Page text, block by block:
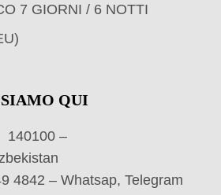
7 GIORNI / 6 NOTTI
SIAMO QUI
140100 –
4842 – Whatsap, Telegram